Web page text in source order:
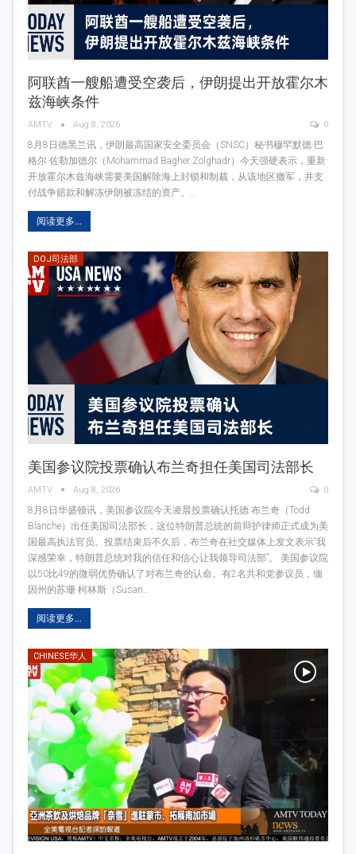
阿联酋一艘船遭受空袭后，伊朗提出开放霍尔木
兹海峡条件
AMTV Aug 8, 2026 0
8月8日德黑兰讯，伊朗最高国家安全委员会（SNSC）秘书穆罕默德·巴
格尔·佐勒加德尔（Mohammad Bagher Zolghadr）今天强硬表示，重新
开放霍尔木兹海峡需要美国解除海上封锁和制裁，从该地区撤军，并支
付战争赔款和解冻伊朗被冻结的资产。…
阅读更多...
DOJ司法部
美国参议院投票确认布兰奇担任美国司法部长
AMTV Aug 8, 2026 0
8月8日华盛顿讯，美国参议院今天凌晨投票确认托德·布兰奇（Todd
Blanche）出任美国司法部长，这位特朗普总统的前辩护律师正式成为美
国最高执法官员。投票结束后不久后，布兰奇在社交媒体上发文表示“我
深感荣幸，特朗普总统对我的信任和信心让我领导司法部”。 美国参议院
以50比49的微弱优势确认了对布兰奇的认命。有2名共和党参议员，缅
因州的苏珊·柯林斯（Susan…
阅读更多...
CHINESE华人